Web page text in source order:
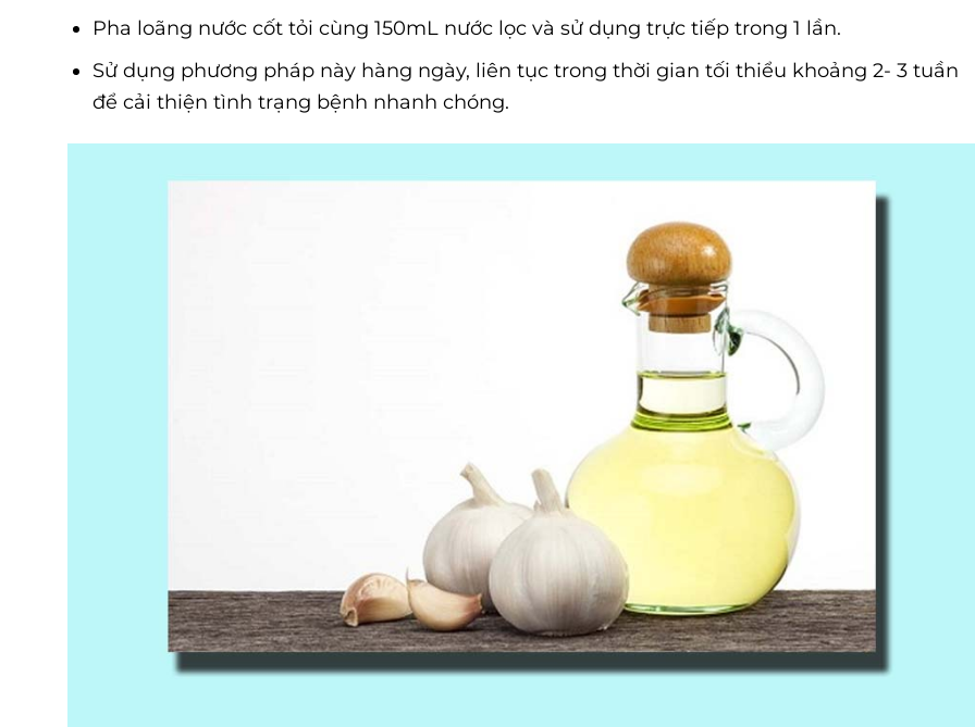
Pha loãng nước cốt tỏi cùng 150mL nước lọc và sử dụng trực tiếp trong 1 lần.
Sử dụng phương pháp này hàng ngày, liên tục trong thời gian tối thiểu khoảng 2- 3 tuần
để cải thiện tình trạng bệnh nhanh chóng.